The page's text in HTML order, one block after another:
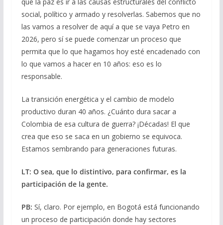
social, político y armado y resolverlas. Sabemos que no
las vamos a resolver de aquí a que se vaya Petro en
2026, pero sí se puede comenzar un proceso que
permita que lo que hagamos hoy esté encadenado con
lo que vamos a hacer en 10 años: eso es lo
responsable.
La transición energética y el cambio de modelo
productivo duran 40 años. ¿Cuánto dura sacar a
Colombia de esa cultura de guerra? ¡Décadas! El que
crea que eso se saca en un gobierno se equivoca.
Estamos sembrando para generaciones futuras.
LT: O sea, que lo distintivo, para confirmar, es la
participación de la gente.
PB: Sí, claro. Por ejemplo, en Bogotá está funcionando
un proceso de participación donde hay sectores